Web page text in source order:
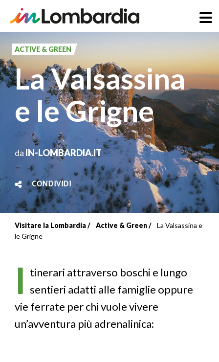
contenuto
principale
ACTIVE & GREEN
La Valsassina
e le Grigne
da IN-LOMBARDIA.IT
CONDIVIDI
Briciole
pane
Visitare la Lombardia Active & Green
La Valsassina e
le Grigne
I tinerari attraverso boschi e lungo
sentieri adatti alle famiglie oppure
vie ferrate per chi vuole vivere
un’avventura più adrenalinica: